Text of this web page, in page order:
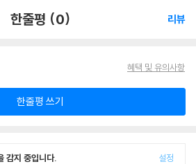
한줄평 (0) 리뷰
혜택 및 유의사항
한줄평 쓰기
감지 중입니다. 설정